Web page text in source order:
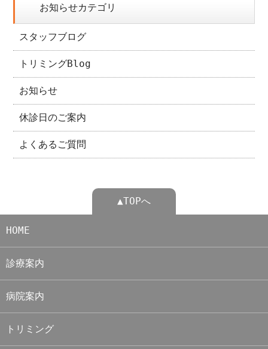
お知らせカテゴリ
スタッフブログ
トリミングBlog
お知らせ
休診日のご案内
よくあるご質問
▲TOPへ
HOME
診療案内
病院案内
トリミング